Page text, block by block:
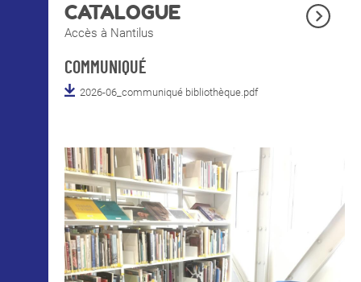
CATALOGUE
Accès à Nantilus
COMMUNIQUÉ
2026-06_communiqué bibliothèque.pdf